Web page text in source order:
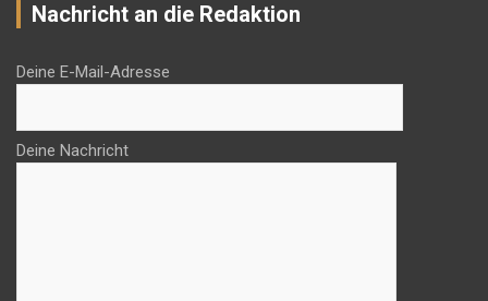
Nachricht an die Redaktion
Deine E-Mail-Adresse
Deine Nachricht